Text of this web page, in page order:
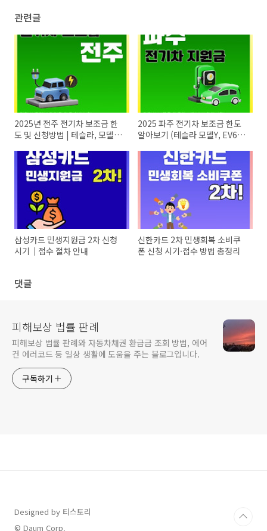
관련글
2025년 전주 전기차 보조금 한
도 및 신청방법 | 테슬라, 모델3,
2025 파주 전기차 보조금 한도
알아보기 (테슬라 모델Y, EV6,
삼성카드 민생지원금 2차 신청
시기｜접수 절차 안내
신한카드 2차 민생회복 소비쿠
폰 신청 시기·접수 방법 총정리
댓글
피해보상 법률 판례
피해보상 법률 판례와 자동차채권 환급금 조회 방법, 에어
컨 에러코드 등 일상 생활에 도움을 주는 블로그입니다.
구독하기
Designed by 티스토리
© Daum Corp.